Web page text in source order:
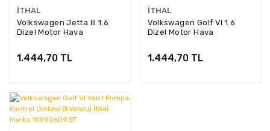
İTHAL
Volkswagen Jetta III 1.6
Dizel Motor Hava
1.444,70 TL
İTHAL
Volkswagen Golf VI 1.6
Dizel Motor Hava
1.444,70 TL